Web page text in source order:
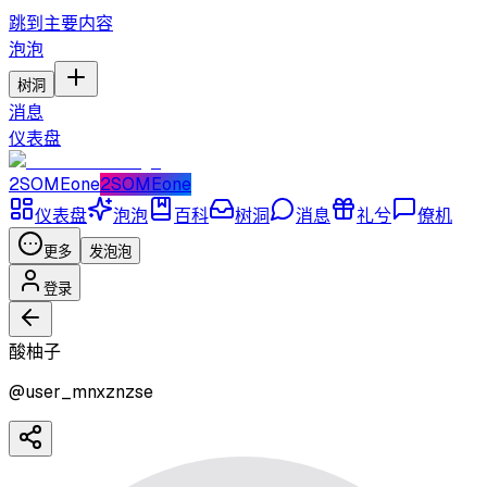
跳到主要内容
泡泡
树洞
消息
仪表盘
2SOMEone2SOMEone
仪表盘
泡泡 百科 树洞 消息 礼兮 僚机
更多 发泡泡
登录
酸柚子
@user_mnxznzse